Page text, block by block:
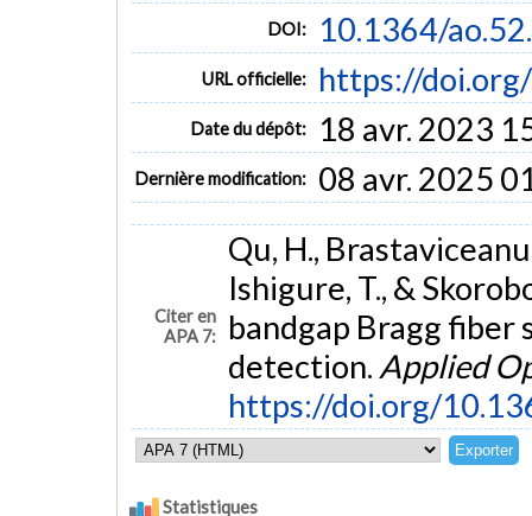
DOI: 10.1364/
URL officielle: https://
Date du dépôt: 18 avr. 2023
Dernière modification: 08 avr. 2025
Citer en
APA 7:
Qu, H.,
Ishigure, T., &
bandgap Bragg fiber
detection. Applied
https://doi.org/
Statistiques